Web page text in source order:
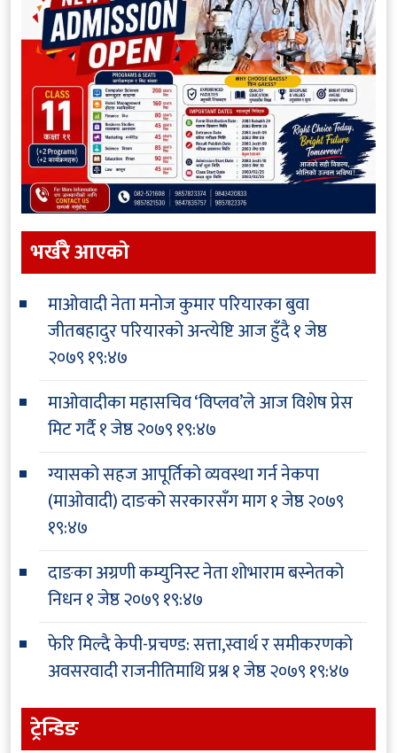
भर्खरै आएकाे
माओवादी नेता मनोज कुमार परियारका बुवा
जीतबहादुर परियारको अन्त्येष्टि आज हुँदै१ जेष्ठ
२०७९ १९:४७
माओवादीका महासचिव ‘विप्लव’ले आज विशेष प्रेस
मिट गर्दै१ जेष्ठ २०७९ १९:४७
ग्यासको सहज आपूर्तिको व्यवस्था गर्न नेकपा
(माओवादी) दाङको सरकारसँग माग१ जेष्ठ २०७९
१९:४७
दाङका अग्रणी कम्युनिस्ट नेता शोभाराम बस्नेतको
निधन१ जेष्ठ २०७९ १९:४७
फेरि मिल्दै केपी-प्रचण्ड: सत्ता,स्वार्थ र समीकरणको
अवसरवादी राजनीतिमाथि प्रश्न१ जेष्ठ २०७९ १९:४७
ट्रेन्डिङ